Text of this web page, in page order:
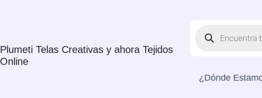
Plumeti Telas Creativas y ahora Tejidos
Online
De
¿Dónde